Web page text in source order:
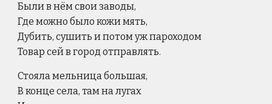
Были в нём свои заводы,
Где можно было кожи мять,
Дубить, сушить и потом уж пароходом
Товар сей в город отправлять.
Стояла мельница большая,
В конце села, там на лугах